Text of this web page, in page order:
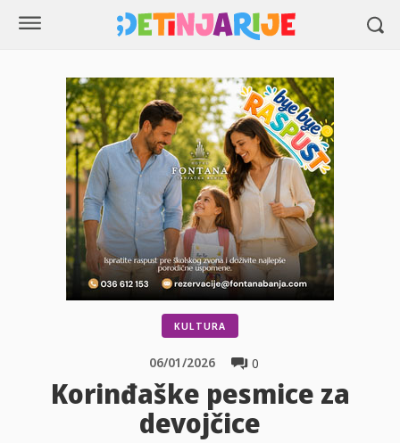
KULTURA
0
06/01/2026
Korinđaške pesmice za
devojčice